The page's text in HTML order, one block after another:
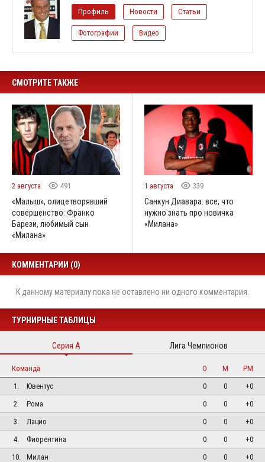
Профиль Новости Статьи
Фотографии Видео
СМОТРИТЕ ТАКЖЕ
2 августа 491
«Малыш», олицетворявший
совершенство: Франко
Барези, любимый сын
«Милана»
1 августа 339
Санкун Диавара: все, что
нужно знать про новичка
«Милана»
КОММЕНТАРИИ (0)
К данному материалу пока не оставлено ни одного комментария.
ТУРНИРНЫЕ ТАБЛИЦЫ
Серия А Лига Чемпионов
Команда О М
РМ
1.
Ювентус 0 0
+0
2.
Рома 0 0
+0
3.
Лацио 0 0
+0
4.
Фиорентина 0 0
+0
10.
Милан 0 0 +0